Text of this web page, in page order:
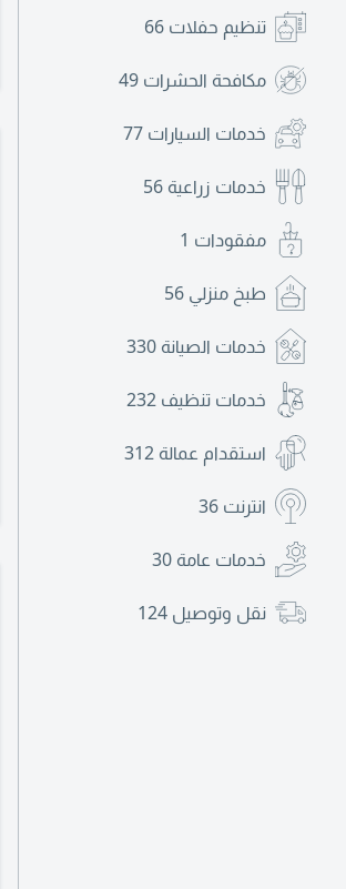
تنظيم حفلات 66
مكافحة الحشرات 49
خدمات السيارات 77
خدمات زراعية 56
مفقودات 1
طبخ منزلي 56
خدمات الصيانة 330
خدمات تنظيف 232
استقدام عمالة 312
انترنت 36
خدمات عامة 30
نقل وتوصيل 124